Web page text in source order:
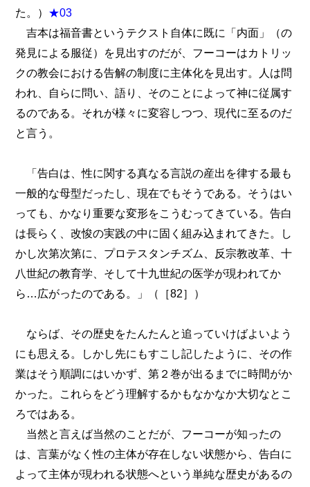
た。） ★03
吉本は福音書というテクスト自体に既に「内面」（の
発見による服従）を見出すのだが、フーコーはカトリッ
クの教会における告解の制度に主体化を見出す。人は問
われ、自らに問い、語り、そのことによって神に従属す
るのである。それが様々に変容しつつ、現代に至るのだ
と言う。
「告白は、性に関する真なる言説の産出を律する最も
一般的な母型だったし、現在でもそうである。そうはい
っても、かなり重要な変形をこうむってきている。告白
は長らく、改悛の実践の中に固く組み込まれてきた。し
かし次第次第に、プロテスタンチズム、反宗教改革、十
八世紀の教育学、そして十九世紀の医学が現われてか
ら…広がったのである。」（［82］）
ならば、その歴史をたんたんと追っていけばよいよう
にも思える。しかし先にもすこし記したように、その作
業はそう順調にはいかず、第２巻が出るまでに時間がか
かった。これらをどう理解するかもなかなか大切なとこ
ろではある。
当然と言えば当然のことだが、フーコーが知ったの
は、言葉がなく性の主体が存在しない状態から、告白に
よって主体が現われる状態へという単純な歴史があるの